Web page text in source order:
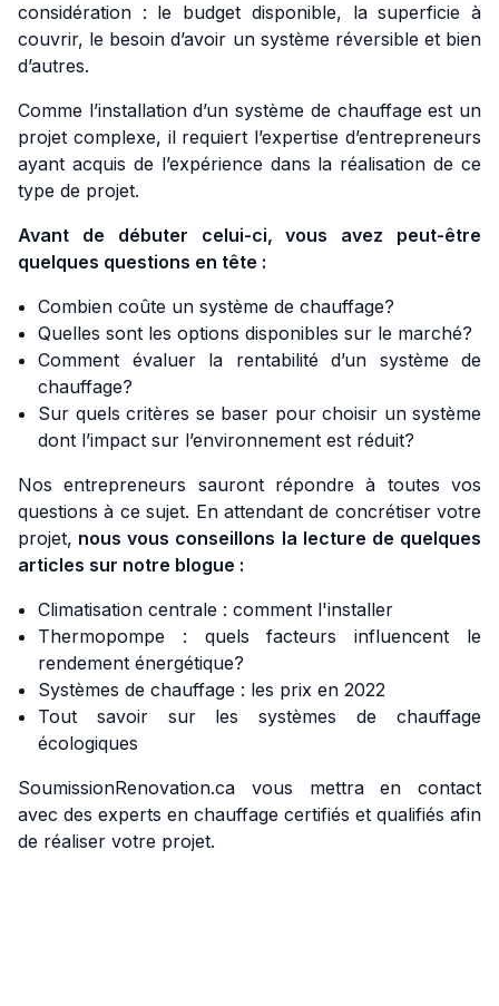
considération : le budget disponible, la superficie à
couvrir, le besoin d’avoir un système réversible et bien
d’autres.
Comme l’installation d’un système de chauffage est un
projet complexe, il requiert l’expertise d’entrepreneurs
ayant acquis de l’expérience dans la réalisation de ce
type de projet.
Avant de débuter celui-ci, vous avez peut-être
quelques questions en tête :
Combien coûte un système de chauffage?
Quelles sont les options disponibles sur le marché?
Comment évaluer la rentabilité d’un système de
chauffage?
Sur quels critères se baser pour choisir un système
dont l’impact sur l’environnement est réduit?
Nos entrepreneurs sauront répondre à toutes vos
questions à ce sujet. En attendant de concrétiser votre
projet, nous vous conseillons la lecture de quelques
articles sur notre blogue :
Climatisation centrale : comment l'installer
Thermopompe : quels facteurs influencent le
rendement énergétique?
Systèmes de chauffage : les prix en 2022
Tout savoir sur les systèmes de chauffage
écologiques
SoumissionRenovation.ca vous mettra en contact
avec des experts en chauffage certifiés et qualifiés afin
de réaliser votre projet.